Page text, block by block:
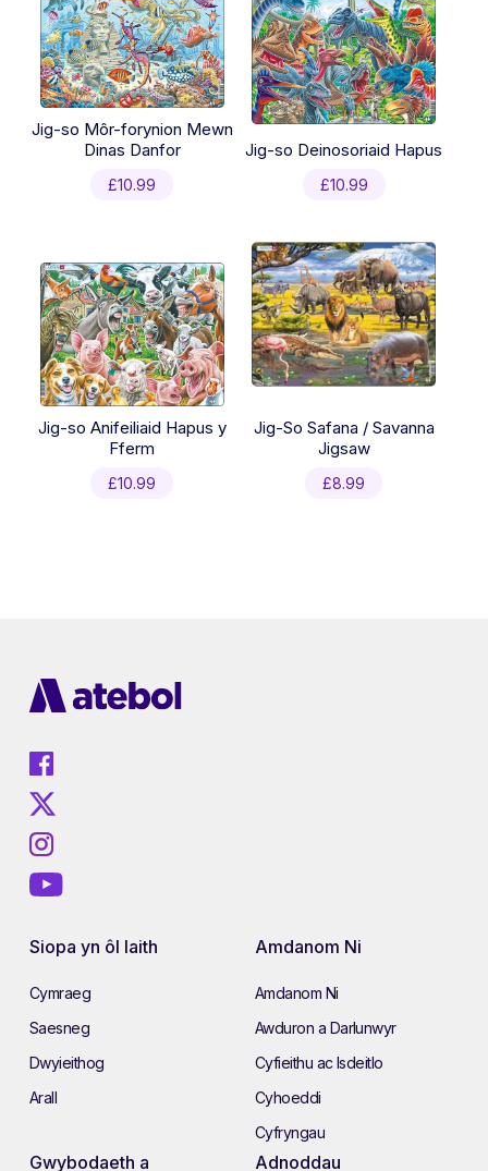
Jig-so Môr-forynion Mewn
Dinas Danfor
£10.99
Jig-so Deinosoriaid Hapus
£10.99
Jig-so Anifeiliaid Hapus y
Fferm
£10.99
Jig-So Safana / Savanna
Jigsaw
£8.99
Siopa yn ôl Iaith
Cymraeg
Saesneg
Dwyieithog
Arall
Amdanom Ni
Amdanom Ni
Awduron a Darlunwyr
Cyfieithu ac Isdeitlo
Cyhoeddi
Cyfryngau
Gwybodaeth a Adnoddau